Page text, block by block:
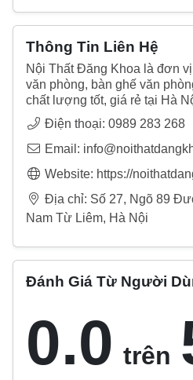
Đánh Giá Từ Người
0.0 trên
Thông Tin Liên Hệ
Nội Thất Đăng Khoa là đơn
văn phòng, bàn ghế văn
chất lượng tốt, giá rẻ tại Hà
Điện thoại: 0989 283 268
Email:
Website: https://
Địa chỉ: Số 27, Ngõ 89
Nam Từ Liêm, Hà Nội